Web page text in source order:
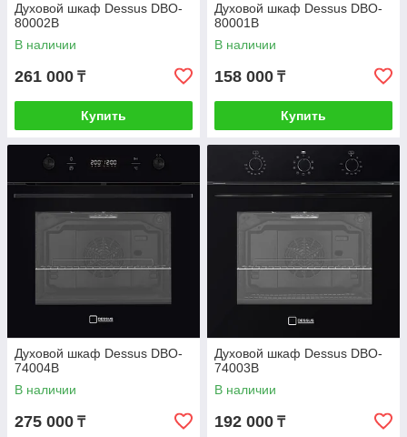
Духовой шкаф Dessus DBO-
80002B
В наличии
261 000 ₸
Купить
Духовой шкаф Dessus DBO-
80001B
В наличии
158 000 ₸
Купить
Духовой шкаф Dessus DBO-
74004B
В наличии
275 000 ₸
Духовой шкаф Dessus DBO-
74003B
В наличии
192 000 ₸